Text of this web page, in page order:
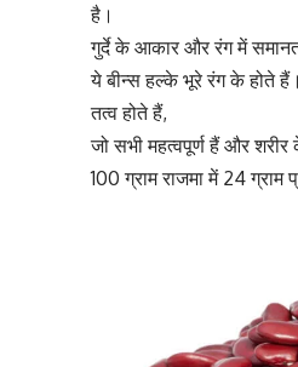
है।
गुर्दे के आकार और रंग में
ये बीन्स हल्के भूरे रंग के होते
तत्व होते हैं,
जो सभी महत्वपूर्ण हैं और
100 ग्राम राजमा में 24 ग्राम